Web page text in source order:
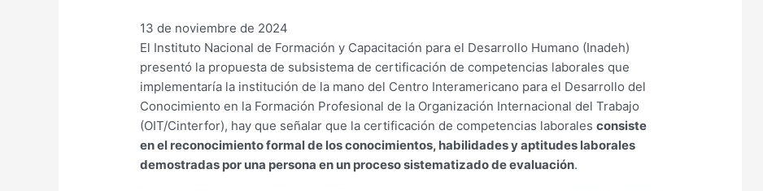
13 de noviembre de 2024
El Instituto Nacional de Formación y Capacitación para el Desarrollo Humano (Inadeh)
presentó la propuesta de subsistema de certificación de competencias laborales que
implementaría la institución de la mano del Centro Interamericano para el Desarrollo del
Conocimiento en la Formación Profesional de la Organización Internacional del Trabajo
(OIT/Cinterfor), hay que señalar que la certificación de competencias laboralesconsiste
en el reconocimiento formal de los conocimientos, habilidades y aptitudes laborales
demostradas por una persona en un proceso sistematizado de evaluación.